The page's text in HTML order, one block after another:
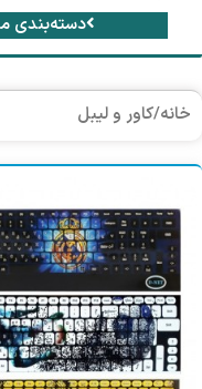
دسته‌بندی
خانه/کاور و لیبل